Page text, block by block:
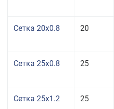
Сетка 20x0.8 20
Сетка 25x0.8 25
Сетка 25x1.2 25